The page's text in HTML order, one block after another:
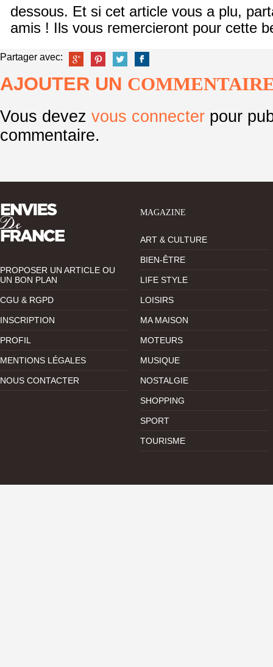
dessous. Et si cet article vous a plu,
amis ! Ils vous remercieront pour cette
Partager avec:
AJOUTER UN
Vous devez vous connecter pour
commentaire.
PROPOSER UN ARTICLE OU
UN BON PLAN
CGU & RGPD
INSCRIPTION
PROFIL
MENTIONS LÉGALES
NOUS CONTACTER
MAGAZINE
ART & CULTURE
BIEN-ÊTRE
LIFE STYLE
LOISIRS
MA MAISON
MOTEURS
MUSIQUE
NOSTALGIE
SHOPPING
SPORT
TOURISME